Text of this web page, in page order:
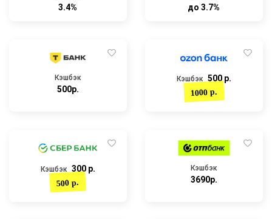
3.4% до 3.7%
Кэшбэк
500р.
Кэшбэк 500 р.
1000 р.
Кэшбэк 300 р.
500 р.
Кэшбэк
3690р.